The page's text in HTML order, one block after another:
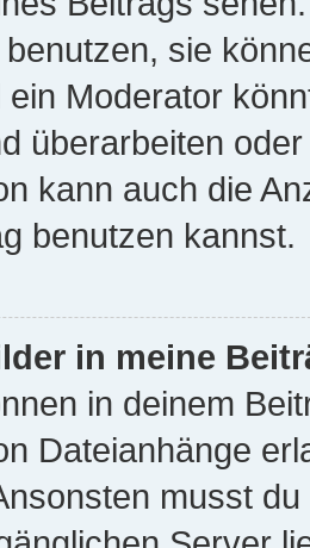
sie
ein Moderator
überarbeiten
kann auch die
benutzen kannst.
in meine
in deinem
Dateianhänge
musst